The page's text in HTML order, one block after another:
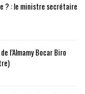
? : le ministre secrétaire
l’Almamy Bocar Biro